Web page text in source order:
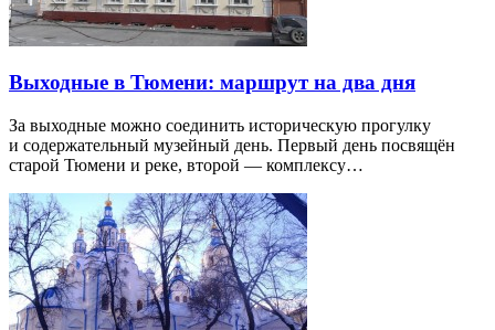
Выходные в Тюмени: маршрут на два дня
За выходные можно соединить историческую прогулку
и содержательный музейный день. Первый день посвящён
старой Тюмени и реке, второй — комплексу…